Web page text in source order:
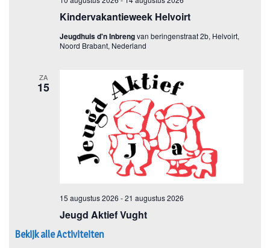
Bekijk alle Activiteiten